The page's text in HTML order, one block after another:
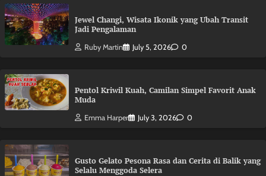
Jewel Changi, Wisata Ikonik yang Ubah Transit
Jadi Pengalaman
Ruby Martin July 5, 2026 0
Pentol Kriwil Kuah, Camilan Simpel Favorit Anak
Muda
Emma Harper July 3, 2026 0
Gusto Gelato Pesona Rasa dan Cerita di Balik yang
Selalu Menggoda Selera